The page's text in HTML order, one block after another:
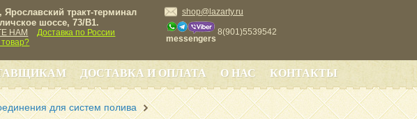
тракт-терминал
шоссе, 73/B1.
НАМ
Доставка по России
товар?
shop@lazarty.ru
messengers
8(901)5539542
ДОСТАВКА И ОПЛАТА О НАС КОНТАКТЫ
для систем полива